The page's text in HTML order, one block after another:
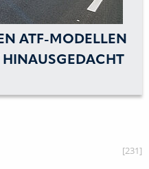
ATF-MODELLEN
HINAUSGEDACHT
[231]